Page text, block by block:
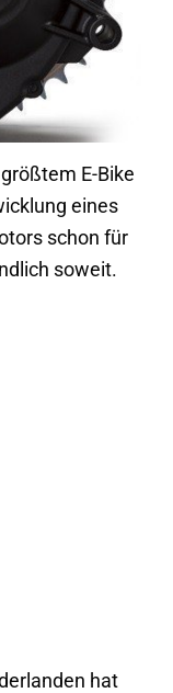
E-Bike
eines
schon für
soweit.
hat